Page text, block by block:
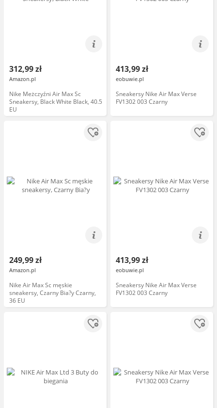
312,99 zł
Amazon.pl
Nike Meżczyźni Air Max Sc
Sneakersy, Black White Black, 40.5
EU
413,99 zł
eobuwie.pl
Sneakersy Nike Air Max Verse
FV1302 003 Czarny
249,99 zł
Amazon.pl
Nike Air Max Sc męskie
sneakersy, Czarny Bia?y Czarny,
36 EU
413,99 zł
eobuwie.pl
Sneakersy Nike Air Max Verse
FV1302 003 Czarny